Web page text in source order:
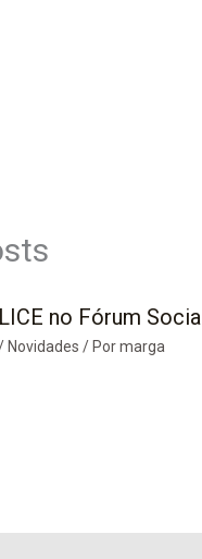
no Fórum
Novidades / Pormarga